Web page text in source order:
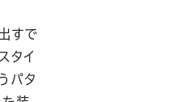
すで
タイ
パタ